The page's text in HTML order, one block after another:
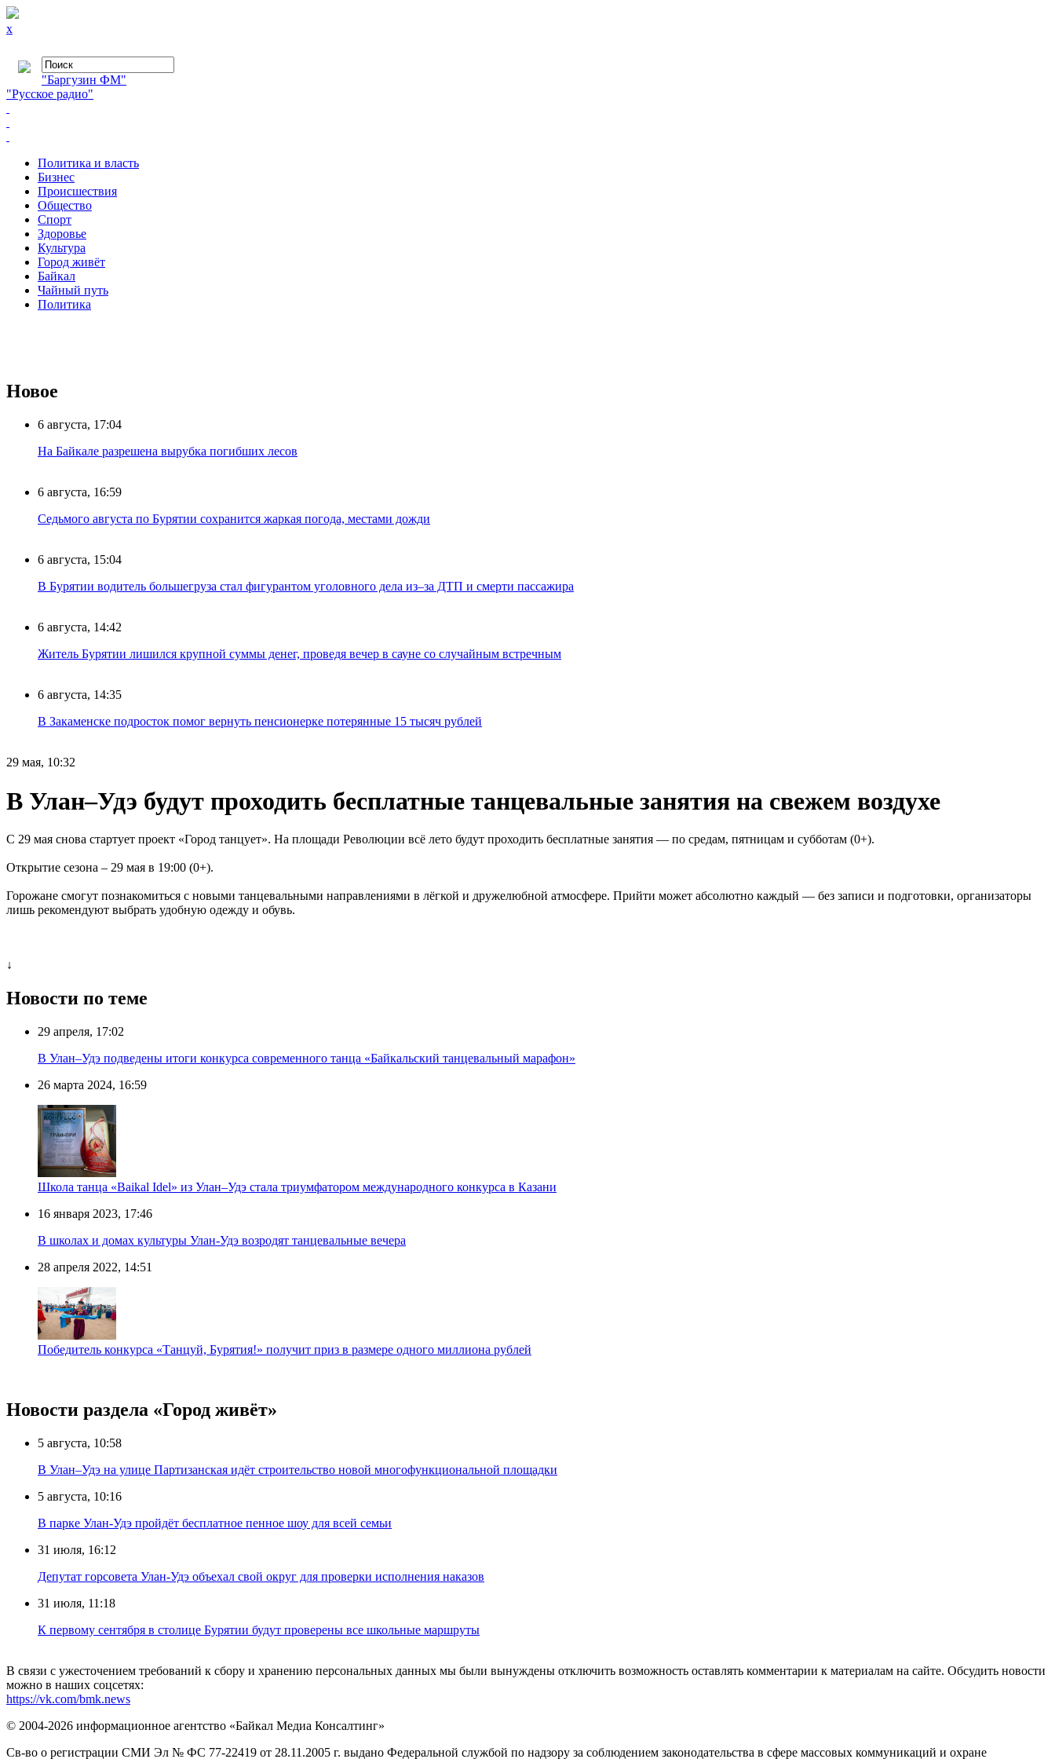
x
"Баргузин ФМ"
"Русское радио"
Политика и власть
Бизнес
Происшествия
Общество
Cпорт
Здоровье
Культура
Город живёт
Байкал
Чайный путь
Политика
Новое
6 августа, 17:04
На Байкале разрешена вырубка погибших лесов
6 августа, 16:59
Седьмого августа по Бурятии сохранится жаркая погода, местами дожди
6 августа, 15:04
В Бурятии водитель большегруза стал фигурантом уголовного дела из–за ДТП и смерти пассажира
6 августа, 14:42
Житель Бурятии лишился крупной суммы денег, проведя вечер в сауне со случайным встречным
6 августа, 14:35
В Закаменске подросток помог вернуть пенсионерке потерянные 15 тысяч рублей
29 мая, 10:32
В Улан–Удэ будут проходить бесплатные танцевальные занятия на свежем воздухе
С 29 мая снова стартует проект «Город танцует». На площади Революции всё лето будут проходить бесплатные занятия — по средам, пятницам и субботам (0+).
Открытие сезона – 29 мая в 19:00 (0+).
Горожане смогут познакомиться с новыми танцевальными направлениями в лёгкой и дружелюбной атмосфере. Прийти может абсолютно каждый — без записи и подготовки, организаторы
лишь рекомендуют выбрать удобную одежду и обувь.
↓
Новости по теме
29 апреля, 17:02
В Улан–Удэ подведены итоги конкурса современного танца «Байкальский танцевальный марафон»
26 марта 2024, 16:59
Школа танца «Baikal Idel» из Улан–Удэ стала триумфатором международного конкурса в Казани
16 января 2023, 17:46
В школах и домах культуры Улан-Удэ возродят танцевальные вечера
28 апреля 2022, 14:51
Победитель конкурса «Танцуй, Бурятия!» получит приз в размере одного миллиона рублей
Новости раздела «Город живёт»
5 августа, 10:58
В Улан–Удэ на улице Партизанская идёт строительство новой многофункциональной площадки
5 августа, 10:16
В парке Улан-Удэ пройдёт бесплатное пенное шоу для всей семьи
31 июля, 16:12
Депутат горсовета Улан-Удэ объехал свой округ для проверки исполнения наказов
31 июля, 11:18
К первому сентября в столице Бурятии будут проверены все школьные маршруты
В связи с ужесточением требований к сбору и хранению персональных данных мы были вынуждены отключить возможность оставлять комментарии к материалам на сайте. Обсудить новости
можно в наших соцсетях:
https://vk.com/bmk.news
© 2004-2026 информационное агентство «Байкал Медиа Консалтинг»
Св-во о регистрации СМИ Эл № ФС 77-22419 от 28.11.2005 г. выдано Федеральной службой по надзору за соблюдением законодательства в сфере массовых коммуникаций и охране